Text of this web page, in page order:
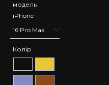
модель
iPhone
Колір